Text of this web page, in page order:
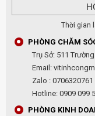
Thời gian
PHÒNG CHĂM
Trụ Sở: 511
Email:
Zalo :
Hotline: 0909 099
PHÒNG KINH